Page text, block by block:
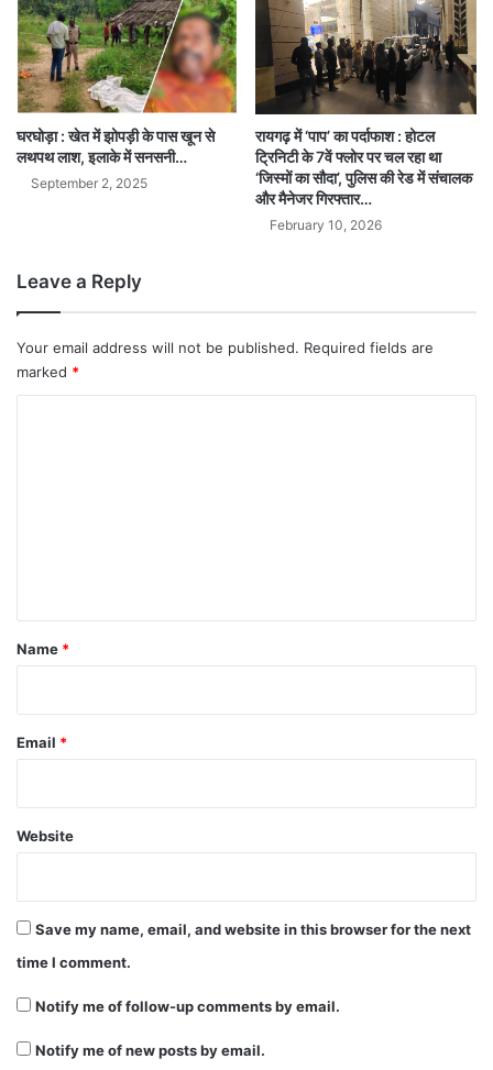
घरघोड़ा : खेत में झोपड़ी के पास खून से
लथपथ लाश, इलाके में सनसनी…
September 2, 2025
रायगढ़ में ‘पाप’ का पर्दाफाश : होटल
ट्रिनिटी के 7वें फ्लोर पर चल रहा था
‘जिस्मों का सौदा’, पुलिस की रेड में संचालक
और मैनेजर गिरफ्तार…
February 10, 2026
Leave a Reply
Your email address will not be published. Required fields are
marked *
*
Name *
Email *
Website
Save my name, email, and website in this browser for the next
time I comment.
Notify me of follow-up comments by email.
Notify me of new posts by email.